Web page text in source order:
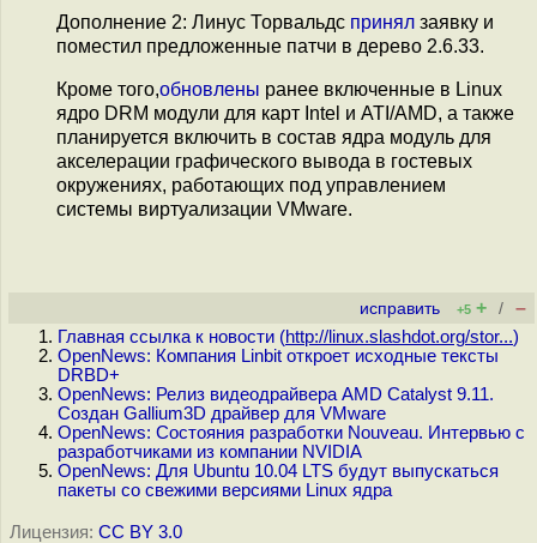
Дополнение 2: Линус Торвальдс принял заявку и
поместил предложенные патчи в дерево 2.6.33.
Кроме того,обновлены ранее включенные в Linux
ядро DRM модули для карт Intel и ATI/AMD, а также
планируется включить в состав ядра модуль для
акселерации графического вывода в гостевых
окружениях, работающих под управлением
системы виртуализации VMware.
исправить +5 + / –
Главная ссылка к новости (http://linux.slashdot.org/stor...)
OpenNews: Компания Linbit откроет исходные тексты
DRBD+
OpenNews: Релиз видеодрайвера AMD Catalyst 9.11.
Создан Gallium3D драйвер для VMware
OpenNews: Состояния разработки Nouveau. Интервью с
разработчиками из компании NVIDIA
OpenNews: Для Ubuntu 10.04 LTS будут выпускаться
пакеты со свежими версиями Linux ядра
Лицензия: CC BY 3.0